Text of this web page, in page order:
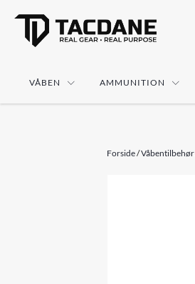
VÅBEN AMMUNITION
Forside/Våbentilbehør